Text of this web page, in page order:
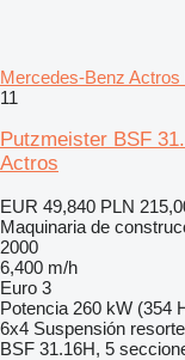
Mercedes-Benz
11
Putzmeister BSF
Actros
EUR 49,840 PLN
Maquinaria de
2000
6,400 m/h
Euro 3
Potencia 260 kW (354
6x4 Suspensión
BSF 31.16H, 5